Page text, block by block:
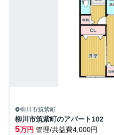
柳川市筑紫町
柳川市筑紫町のアパート102
5万円 管理/共益費4,000円